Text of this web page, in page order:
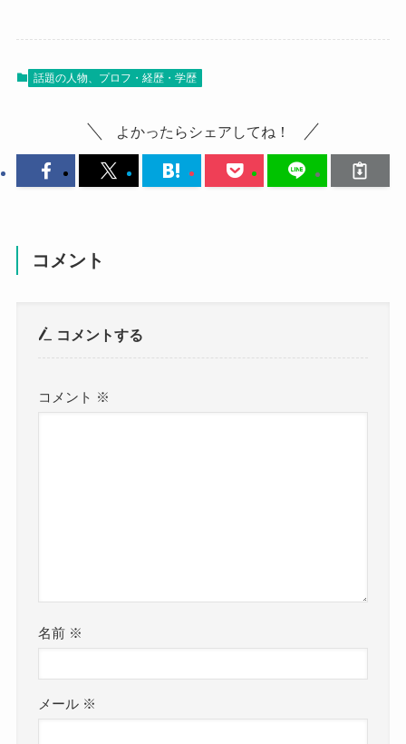
話題の人物、プロフ・経歴・学歴
よかったらシェアしてね！
コメント
コメントする
コメント ※
名前 ※
メール ※